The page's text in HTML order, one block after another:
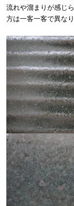
流れや溜まりが感じ
方は一客一客で異なり